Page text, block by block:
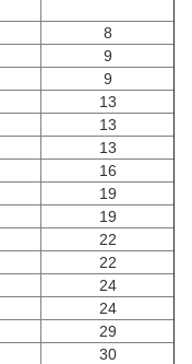
8
9
9
13
13
13
16
19
19
22
22
24
24
29
30